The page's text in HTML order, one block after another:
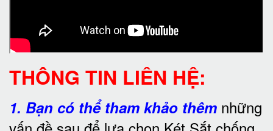
THÔNG TIN LIÊN HỆ:
1. Bạn có thể tham khảo thêm những